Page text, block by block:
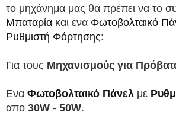
το μηχάνημα μας θα πρέπει να το
Μπαταρία και ενα Φωτοβολταικό
Ρυθμιστή Φόρτησης:
Για τους Μηχανισμούς για
Ενα Φωτοβολταικό Πάνελ με
απο 30W - 50W.